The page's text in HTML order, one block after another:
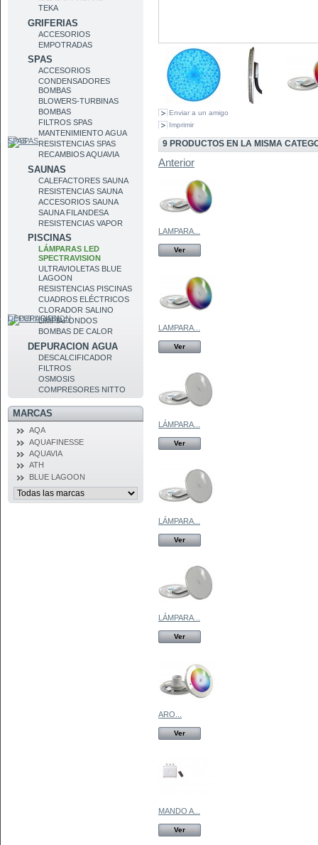
SPAS
DEPURACION
TEKA
GRIFERIAS
ACCESORIOS
EMPOTRADAS
SPAS
ACCESORIOS
CONDENSADORES
BOMBAS
BLOWERS-TURBINAS
BOMBAS
FILTROS SPAS
MANTENIMIENTO AGUA
RESISTENCIAS SPAS
RECAMBIOS AQUAVIA
SAUNAS
CALEFACTORES SAUNA
RESISTENCIAS SAUNA
ACCESORIOS SAUNA
SAUNA FILANDESA
RESISTENCIAS VAPOR
PISCINAS
LÁMPARAS LED
SPECTRAVISION
ULTRAVIOLETAS BLUE
LAGOON
RESISTENCIAS PISCINAS
CUADROS ELÉCTRICOS
CLORADOR SALINO
LIMPIAFONDOS
BOMBAS DE CALOR
DEPURACION AGUA
DESCALCIFICADOR
FILTROS
OSMOSIS
COMPRESORES NITTO
MARCAS
AQA
AQUAFINESSE
AQUAVIA
ATH
BLUE LAGOON
Enviar a un amigo
Imprimir
9 PRODUCTOS EN LA MISMA
Anterior
LAMPARA...
Ver
LAMPARA...
Ver
LÁMPARA...
Ver
LÁMPARA...
Ver
LÁMPARA...
Ver
ARO...
Ver
MANDO A...
Ver